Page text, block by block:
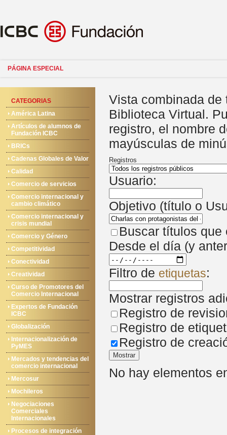
PÁGINA ESPECIAL
CATEGORIAS
América Latina
Artículos de alumnos de
Fundación ICBC
BRICs
Cadenas Globales de Valor
Calidad
Comercio de servicios
Comercio internacional y
cambio climático
Comercio internacional y
crisis mundial
Comercio y Género
Competitividad
Conectividad
Creatividad
Curso de Promotores del
Comercio Internacional
Expertos de Fundación
ICBC
Globalización
Internacionalización de
PyMES
Mercados y tendencias del
comercio internacional
Mercosur
Mochileros
Negociaciones
Comerciales
Internacionales
Procesos de integración
Vista combinada de
Biblioteca Virtual.
registro, el nombre
mayúsculas de
Registros
Usuario:
Objetivo (título o
Buscar títulos que
Desde el día (y
Filtro de etiquetas:
Mostrar registros
Registro de
Registro de
Registro de
Mostrar
No hay elementos